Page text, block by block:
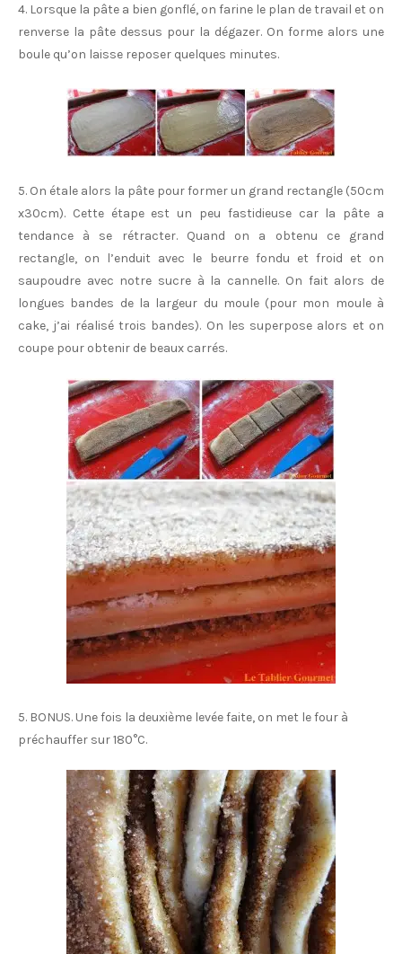
4. Lorsque la pâte a bien gonflé, on farine le plan de travail et on
renverse la pâte dessus pour la dégazer. On forme alors une
boule qu’on laisse reposer quelques minutes.
5. On étale alors la pâte pour former un grand rectangle (50cm
x30cm). Cette étape est un peu fastidieuse car la pâte a
tendance à se rétracter. Quand on a obtenu ce grand
rectangle, on l’enduit avec le beurre fondu et froid et on
saupoudre avec notre sucre à la cannelle. On fait alors de
longues bandes de la largeur du moule (pour mon moule à
cake, j’ai réalisé trois bandes). On les superpose alors et on
coupe pour obtenir de beaux carrés.
5. BONUS. Une fois la deuxième levée faite, on met le four à
préchauffer sur 180°C.